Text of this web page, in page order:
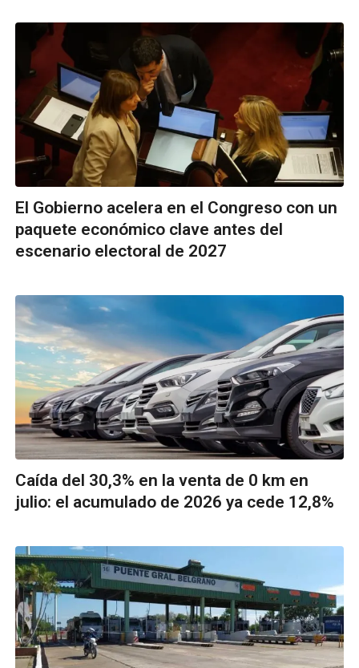
El Gobierno acelera en el Congreso con un
paquete económico clave antes del
escenario electoral de 2027
Caída del 30,3% en la venta de 0 km en
julio: el acumulado de 2026 ya cede 12,8%